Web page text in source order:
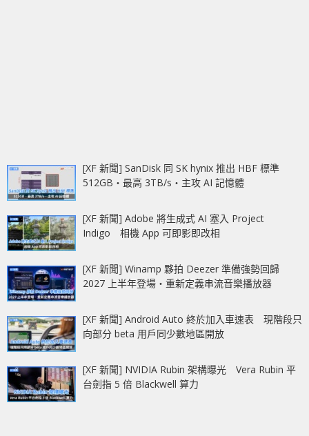
[XF 新聞] SanDisk 同 SK hynix 推出 HBF 標準
512GB‧最高 3TB/s‧主攻 AI 記憶體
[XF 新聞] Adobe 將生成式 AI 塞入 Project
Indigo 相機 App 可即影即改相
[XF 新聞] Winamp 夥拍 Deezer 準備強勢回歸
2027 上半年登場‧重新定義串流音樂播放器
[XF 新聞] Android Auto 終於加入車速表 現階段只
向部分 beta 用戶同少數地區開放
[XF 新聞] NVIDIA Rubin 架構曝光 Vera Rubin 平
台劍指 5 倍 Blackwell 算力